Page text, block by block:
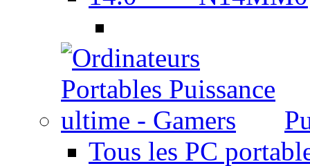
Tous les PC